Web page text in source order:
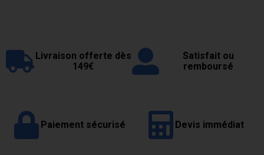
Livraison offerte dès
149€
Satisfait ou
remboursé
Paiement sécurisé Devis immédiat